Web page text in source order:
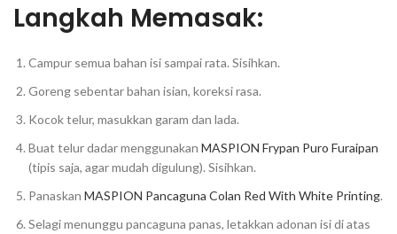
Langkah Memasak:
Campur semua bahan isi sampai rata. Sisihkan.
Goreng sebentar bahan isian, koreksi rasa.
Kocok telur, masukkan garam dan lada.
Buat telur dadar menggunakan MASPION Frypan Puro Furaipan
(tipis saja, agar mudah digulung). Sisihkan.
Panaskan MASPION Pancaguna Colan Red With White Printing.
Selagi menunggu pancaguna panas, letakkan adonan isi di atas